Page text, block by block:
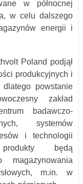
w północnej
w celu dalszego
energii i
Poland podjął
produkcyjnych i
dlatego powstanie
zakład
badawczo-
systemów
i technologii
produkty będą
magazynowania
m.in. w